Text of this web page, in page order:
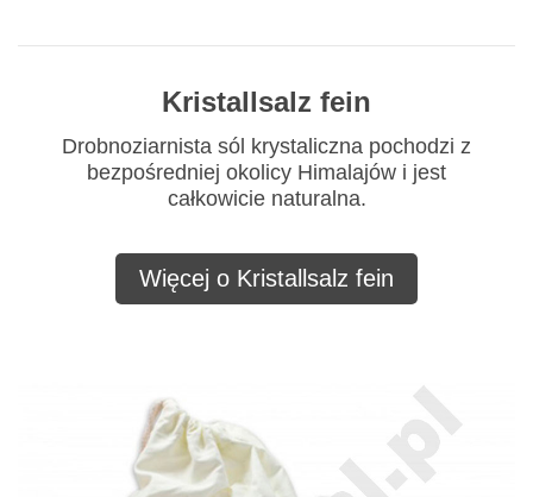
Kristallsalz fein
Drobnoziarnista sól krystaliczna pochodzi z
bezpośredniej okolicy Himalajów i jest
całkowicie naturalna.
Więcej o Kristallsalz fein